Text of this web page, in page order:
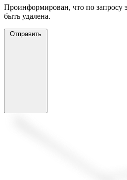
Проинформирован, что по запросу
быть удалена.
Отправить